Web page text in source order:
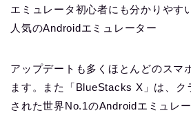
エミュレータ初心者にも分かりやす
人気のAndroidエミュレーター
アップデートも多くほとんどのスマ
ます。また「BlueStacks X」は、ク
された世界No.1のAndroidエミュレ